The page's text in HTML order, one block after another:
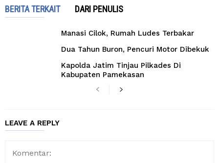
BERITA TERKAIT DARI PENULIS
Manasi Cilok, Rumah Ludes Terbakar
Dua Tahun Buron, Pencuri Motor Dibekuk
Kapolda Jatim Tinjau Pilkades Di
Kabupaten Pamekasan
LEAVE A REPLY